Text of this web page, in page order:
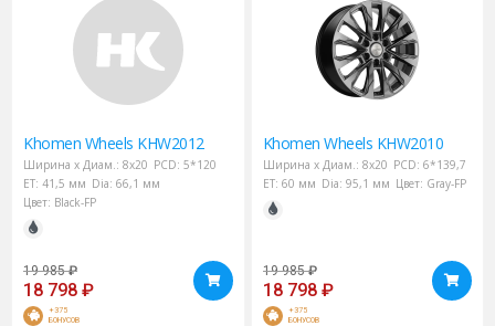
Khomen Wheels KHW2012
Ширина х Диам.: 8x20 PCD: 5*120
ET: 41,5 мм Dia: 66,1 мм
Цвет: Black-FP
19 985 ₽
18 798 ₽
+375
БОНУСОВ
Khomen Wheels KHW2010
Ширина х Диам.: 8x20 PCD: 6*139,7
ET: 60 мм Dia: 95,1 мм Цвет: Gray-FP
19 985 ₽
18 798 ₽
+375
БОНУСОВ